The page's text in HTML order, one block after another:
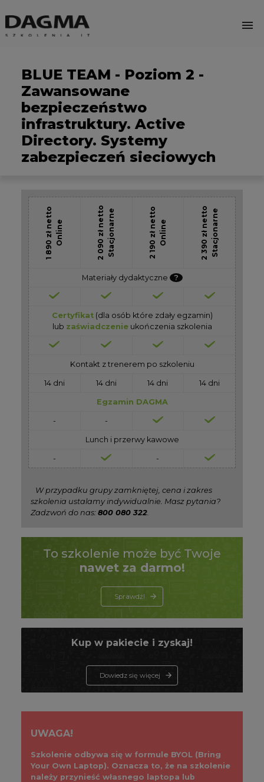
menu
BLUE TEAM - Poziom 2 -
Zawansowane
bezpieczeństwo
infrastruktury. Active
Directory. Systemy
zabezpieczeń sieciowych
1 890 zł nettoOnline 2 090 zł nettoStacjonarne 2 190 zł nettoOnline 2 390 zł nettoStacjonarne
Materiały dydaktyczne ?
Certyfikat(dla osób które zdały egzamin)
lub zaświadczenieukończenia szkolenia
Kontakt z trenerem po szkoleniu
14 dni 14 dni 14 dni 14 dni
Egzamin DAGMA
- -
Lunch i przerwy kawowe
- -
W przypadku grupy zamkniętej, cena i zakres
szkolenia ustalamy indywidualnie. Masz pytania?
Zadzwoń do nas: 800 080 322.
To szkolenie może być Twoje
nawet za darmo!
Sprawdź!
Kup w pakiecie i zyskaj!
Dowiedz się więcej
UWAGA!
Szkolenie odbywa się w formule BYOL (Bring
Your Own Laptop). Oznacza to, że na szkolenie
należy przynieść własnego laptopa lub